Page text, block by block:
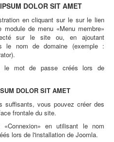
DOLOR SIT AMET
en cliquant sur le sur le lien
module de menu «Menu membre»
sur le site ou, en ajoutant
le nom de domaine (exemple :
le mot de passe créés lors de
DOLOR SIT AMET
vous pouvez créer des
frontale du site.
en utilisant le nom
lors de l'installation de Joomla.